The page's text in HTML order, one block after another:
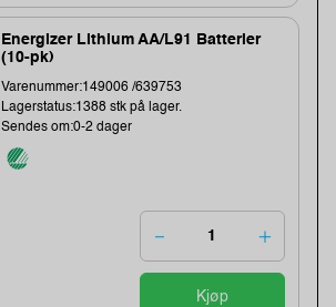
Energizer Lithium AA/L91 Batterier
(10-pk)
Varenummer:149006 /639753
Lagerstatus:1388 stk på lager.
Sendes om:0-2 dager
Kjøp